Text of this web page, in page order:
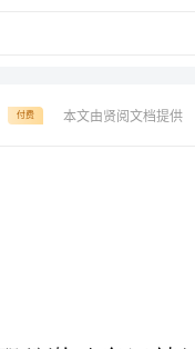
付费 本文由贤阅文档提供